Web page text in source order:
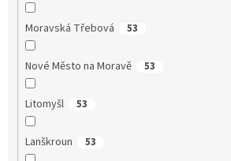
Moravská Třebová 53
Nové Město na Moravě 53
Litomyšl 53
Lanškroun 53